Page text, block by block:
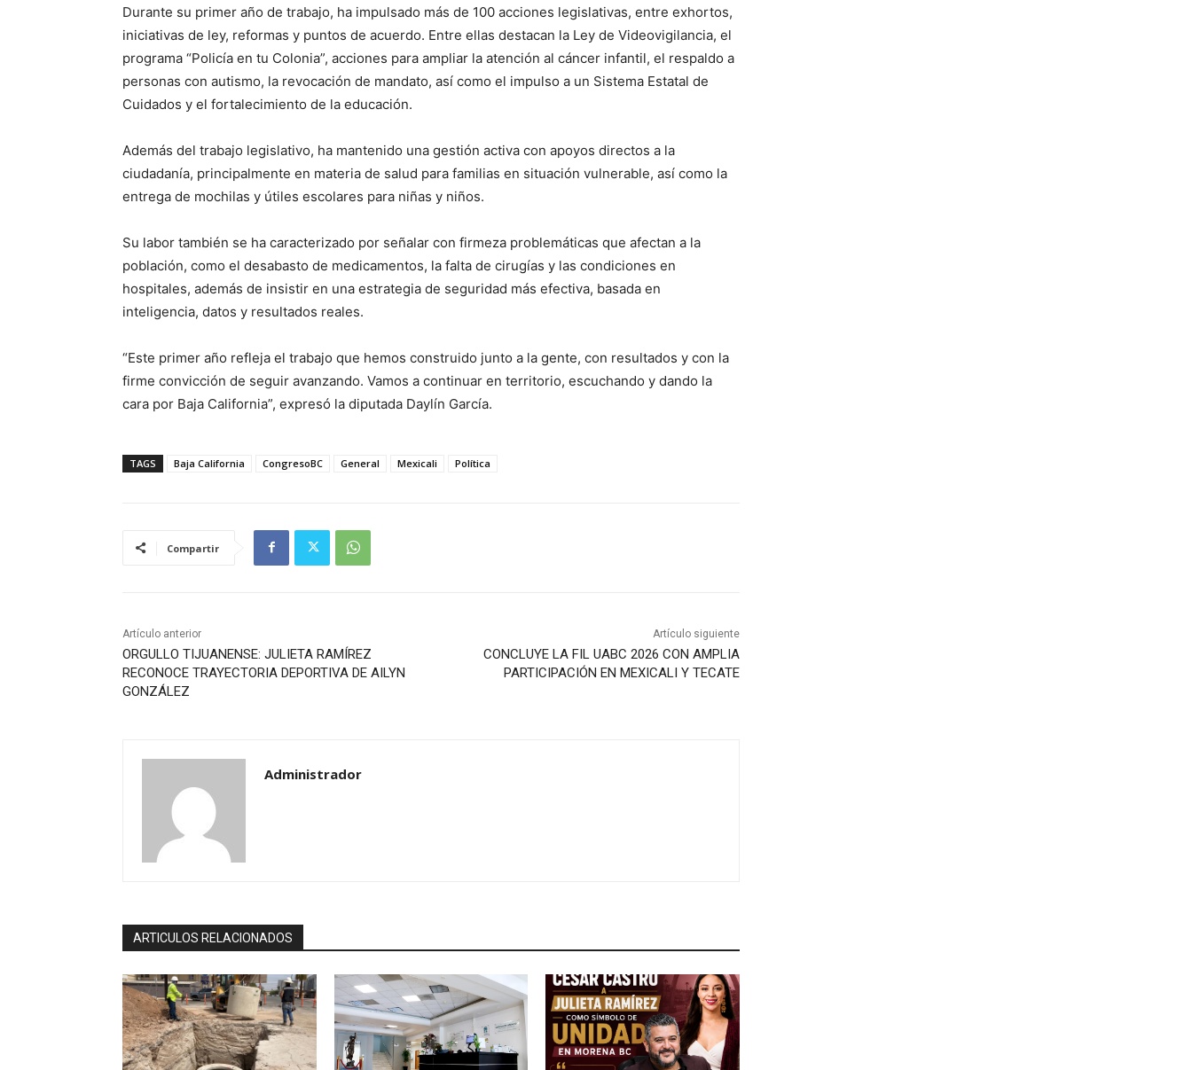
Durante su primer año de trabajo, ha impulsado más de 100 acciones legislativas, entre exhortos,
iniciativas de ley, reformas y puntos de acuerdo. Entre ellas destacan la Ley de Videovigilancia, el
programa “Policía en tu Colonia”, acciones para ampliar la atención al cáncer infantil, el respaldo a
personas con autismo, la revocación de mandato, así como el impulso a un Sistema Estatal de
Cuidados y el fortalecimiento de la educación.
Además del trabajo legislativo, ha mantenido una gestión activa con apoyos directos a la
ciudadanía, principalmente en materia de salud para familias en situación vulnerable, así como la
entrega de mochilas y útiles escolares para niñas y niños.
Su labor también se ha caracterizado por señalar con firmeza problemáticas que afectan a la
población, como el desabasto de medicamentos, la falta de cirugías y las condiciones en
hospitales, además de insistir en una estrategia de seguridad más efectiva, basada en
inteligencia, datos y resultados reales.
“Este primer año refleja el trabajo que hemos construido junto a la gente, con resultados y con la
firme convicción de seguir avanzando. Vamos a continuar en territorio, escuchando y dando la
cara por Baja California”, expresó la diputada Daylín García.
TAGS Baja California CongresoBC General Mexicali Política
Compartir
Artículo anterior
ORGULLO TIJUANENSE: JULIETA RAMÍREZ
RECONOCE TRAYECTORIA DEPORTIVA DE AILYN
GONZÁLEZ
Artículo siguiente
CONCLUYE LA FIL UABC 2026 CON AMPLIA
PARTICIPACIÓN EN MEXICALI Y TECATE
Administrador
ARTICULOS RELACIONADOS